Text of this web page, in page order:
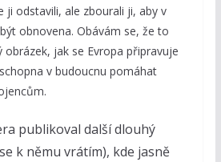
ji odstavili, ale zbourali ji, aby v
obnovena. Obávám se, že to
obrázek, jak se Evropa připravuje
v budoucnu pomáhat
publikoval další dlouhý
k němu vrátím), kde jasně